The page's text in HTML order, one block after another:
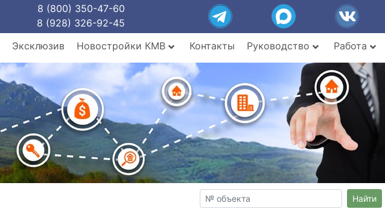
8 (800) 350-47-60
8 (928) 326-92-45
Эксклюзив Новостройки КМВ Контакты Руководство Работа
Найти